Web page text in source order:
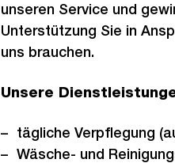
unseren Service und
Unterstützung Sie in
uns brauchen.
Unsere
tägliche Verpflegung
Wäsche- und